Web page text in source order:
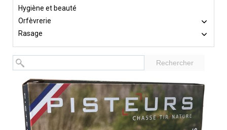
Hygiène et beauté
Orfèvrerie
Rasage
Rechercher